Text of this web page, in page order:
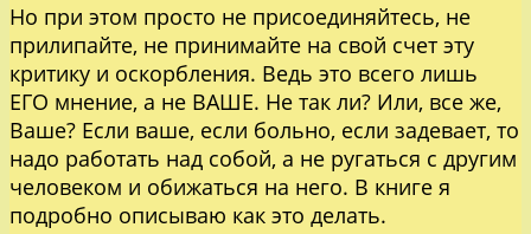
Но при этом просто не присоединяйтесь, не
прилипайте, не принимайте на свой счет эту
критику и оскорбления. Ведь это всего лишь
ЕГО мнение, а не ВАШЕ. Не так ли? Или, все же,
Ваше? Если ваше, если больно, если задевает, то
надо работать над собой, а не ругаться с другим
человеком и обижаться на него. В книге я
подробно описываю как это делать.